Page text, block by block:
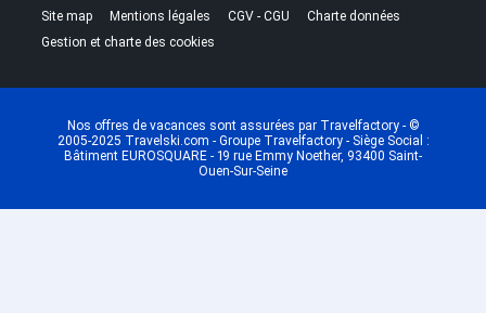
Site map |Mentions légales |CGV - CGU |Charte données
Gestion et charte des cookies
Nos offres de vacances sont assurées par Travelfactory - ©
2005-2025 Travelski.com - Groupe Travelfactory - Siège Social :
Bâtiment EUROSQUARE - 19 rue Emmy Noether, 93400 Saint-
Ouen-Sur-Seine